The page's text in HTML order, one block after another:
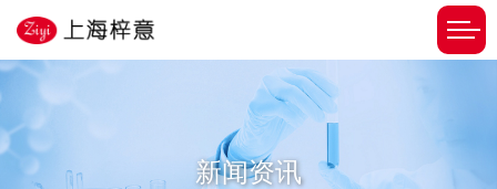
新闻资讯